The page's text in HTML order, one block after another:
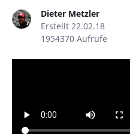
Dieter Metzler
Erstellt 22.02.18
1954370 Aufrufe